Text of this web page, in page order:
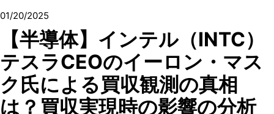
01/20/2025
【半導体】インテル（INTC）
テスラCEOのイーロン・マス
ク氏による買収観測の真相
は？買収実現時の影響の分析